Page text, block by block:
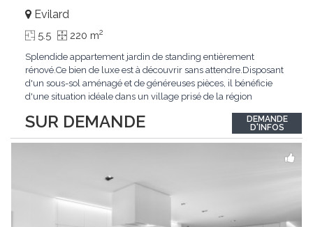
SUR DEMANDE
Evilard
5.5 220 m2
Splendide appartement jardin de standing entièrement
rénové.Ce bien de luxe est à découvrir sans attendre.Disposant
d'un sous-sol aménagé et de généreuses pièces, il bénéficie
d'une situation idéale dans un village prisé de la région
hors du commun tout au long de la journée.Points forts:4
grandes chambresUn vaste séjour...
DEMANDE
D'INFOS